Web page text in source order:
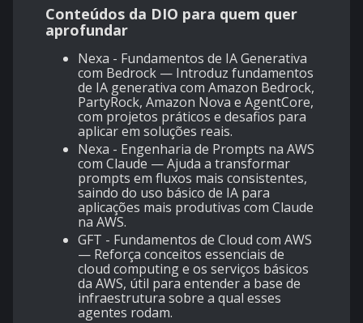
Conteúdos da DIO para quem quer
aprofundar
Nexa - Fundamentos de IA Generativa
com Bedrock — Introduz fundamentos
de IA generativa com Amazon Bedrock,
PartyRock, Amazon Nova e AgentCore,
com projetos práticos e desafios para
aplicar em soluções reais.
Nexa - Engenharia de Prompts na AWS
com Claude — Ajuda a transformar
prompts em fluxos mais consistentes,
saindo do uso básico de IA para
aplicações mais produtivas com Claude
na AWS.
GFT - Fundamentos de Cloud com AWS
— Reforça conceitos essenciais de
cloud computing e os serviços básicos
da AWS, útil para entender a base de
infraestrutura sobre a qual esses
agentes rodam.